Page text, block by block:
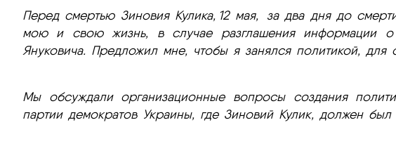
Перед смертью Зиновия Кулика, 12 мая, за два дня до
мою и свою жизнь, в случае разглашения информации
Януковича. Предложил мне, чтобы я занялся политикой,
Мы обсуждали организационные вопросы создания
партии демократов Украины, где Зиновий Кулик, должен